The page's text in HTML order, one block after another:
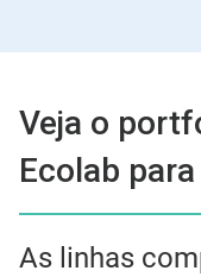
Veja o
Ecolab
As linhas